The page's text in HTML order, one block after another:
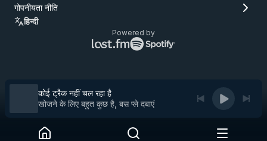
गोपनीयता नीति
हिन्दी
Powered by
Lastfm
लोगो
कोई ट्रैक नहीं चल रहा है
खोजने के लिए बहुत कुछ है, बस प्ले दबाएं